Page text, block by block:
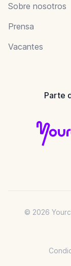
Sobre nosotros
Prensa
Vacantes
Parte
© 2026